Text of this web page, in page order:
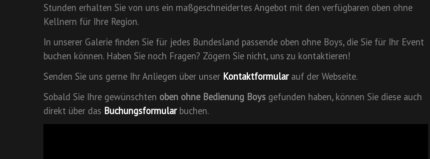
Stunden erhalten Sie von uns ein maßgeschneidertes Angebot mit den verfügbaren oben ohne
Kellnern für Ihre Region.
In unserer Galerie finden Sie für jedes Bundesland passende oben ohne Boys, die Sie für Ihr Event
buchen können. Haben Sie noch Fragen? Zögern Sie nicht, uns zu kontaktieren!
Senden Sie uns gerne Ihr Anliegen über unser Kontaktformularauf der Webseite.
Sobald Sie Ihre gewünschten oben ohne Bedienung Boys gefunden haben, können Sie diese auch
direkt über das Buchungsformularbuchen.